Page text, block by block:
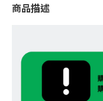
商品描述